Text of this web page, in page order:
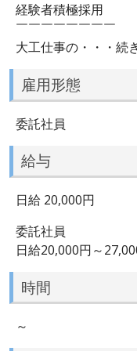
経験者積極採用
￣￣￣￣￣￣￣￣
大工仕事の・・・続
雇用形態
委託社員
給与
日給 20,000円
委託社員
日給20,000円～
時間
～